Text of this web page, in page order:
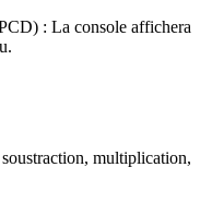
: La console affichera
multiplication,